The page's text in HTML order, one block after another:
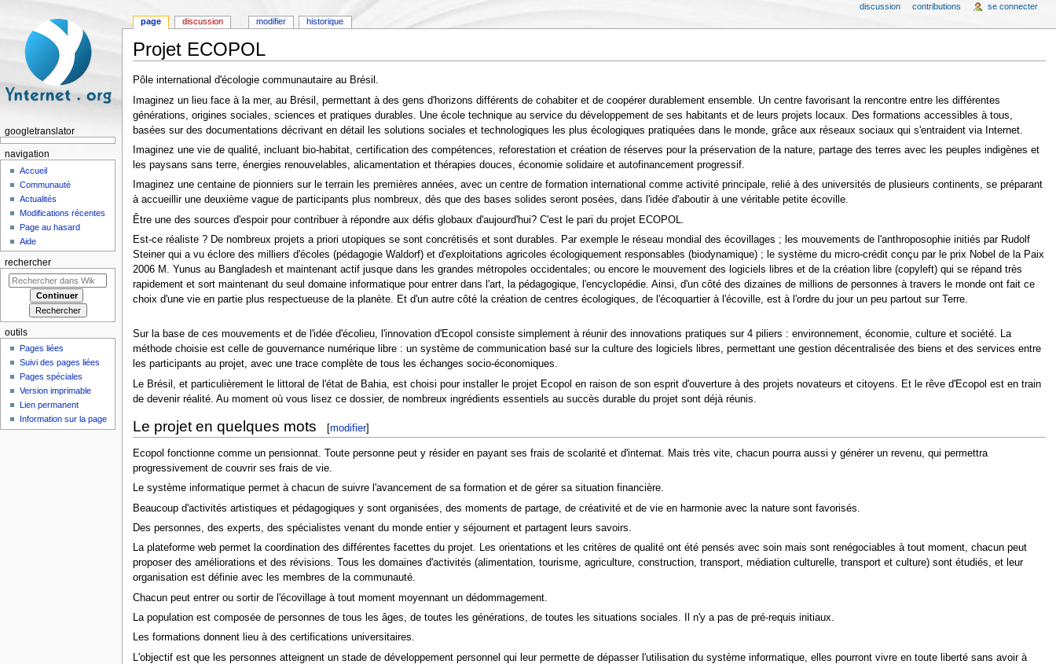
Projet ECOPOL
Pôle international d'écologie communautaire au Brésil.
Imaginez un lieu face à la mer, au Brésil, permettant à des gens d'horizons différents de cohabiter et de coopérer durablement ensemble. Un centre favorisant la rencontre entre les différentes
générations, origines sociales, sciences et pratiques durables. Une école technique au service du développement de ses habitants et de leurs projets locaux. Des formations accessibles à tous,
basées sur des documentations décrivant en détail les solutions sociales et technologiques les plus écologiques pratiquées dans le monde, grâce aux réseaux sociaux qui s'entraident via Internet.
Imaginez une vie de qualité, incluant bio-habitat, certification des compétences, reforestation et création de réserves pour la préservation de la nature, partage des terres avec les peuples indigènes et
les paysans sans terre, énergies renouvelables, alicamentation et thérapies douces, économie solidaire et autofinancement progressif.
Imaginez une centaine de pionniers sur le terrain les premières années, avec un centre de formation international comme activité principale, relié à des universités de plusieurs continents, se préparant
à accueillir une deuxième vague de participants plus nombreux, dès que des bases solides seront posées, dans l'idée d'aboutir à une véritable petite écoville.
Être une des sources d'espoir pour contribuer à répondre aux défis globaux d'aujourd'hui? C'est le pari du projet ECOPOL.
Est-ce réaliste ? De nombreux projets a priori utopiques se sont concrétisés et sont durables. Par exemple le réseau mondial des écovillages ; les mouvements de l'anthroposophie initiés par Rudolf
Steiner qui a vu éclore des milliers d'écoles (pédagogie Waldorf) et d'exploitations agricoles écologiquement responsables (biodynamique) ; le système du micro-crédit conçu par le prix Nobel de la Paix
2006 M. Yunus au Bangladesh et maintenant actif jusque dans les grandes métropoles occidentales; ou encore le mouvement des logiciels libres et de la création libre (copyleft) qui se répand très
rapidement et sort maintenant du seul domaine informatique pour entrer dans l'art, la pédagogique, l'encyclopédie. Ainsi, d'un côté des dizaines de millions de personnes à travers le monde ont fait ce
choix d'une vie en partie plus respectueuse de la planète. Et d'un autre côté la création de centres écologiques, de l'écoquartier à l'écoville, est à l'ordre du jour un peu partout sur Terre.
Sur la base de ces mouvements et de l'idée d'écolieu, l'innovation d'Ecopol consiste simplement à réunir des innovations pratiques sur 4 piliers : environnement, économie, culture et société. La
méthode choisie est celle de gouvernance numérique libre : un système de communication basé sur la culture des logiciels libres, permettant une gestion décentralisée des biens et des services entre
les participants au projet, avec une trace complète de tous les échanges socio-économiques.
Le Brésil, et particulièrement le littoral de l'état de Bahia, est choisi pour installer le projet Ecopol en raison de son esprit d'ouverture à des projets novateurs et citoyens. Et le rêve d'Ecopol est en train
de devenir réalité. Au moment où vous lisez ce dossier, de nombreux ingrédients essentiels au succès durable du projet sont déjà réunis.
Le projet en quelques mots [modifier]
Ecopol fonctionne comme un pensionnat. Toute personne peut y résider en payant ses frais de scolarité et d'internat. Mais très vite, chacun pourra aussi y générer un revenu, qui permettra
progressivement de couvrir ses frais de vie.
Le système informatique permet à chacun de suivre l'avancement de sa formation et de gérer sa situation financière.
Beaucoup d'activités artistiques et pédagogiques y sont organisées, des moments de partage, de créativité et de vie en harmonie avec la nature sont favorisés.
Des personnes, des experts, des spécialistes venant du monde entier y séjournent et partagent leurs savoirs.
La plateforme web permet la coordination des différentes facettes du projet. Les orientations et les critères de qualité ont été pensés avec soin mais sont renégociables à tout moment, chacun peut
proposer des améliorations et des révisions. Tous les domaines d'activités (alimentation, tourisme, agriculture, construction, transport, médiation culturelle, transport et culture) sont étudiés, et leur
organisation est définie avec les membres de la communauté.
Chacun peut entrer ou sortir de l'écovillage à tout moment moyennant un dédommagement.
La population est composée de personnes de tous les âges, de toutes les générations, de toutes les situations sociales. Il n'y a pas de pré-requis initiaux.
Les formations donnent lieu à des certifications universitaires.
L'objectif est que les personnes atteignent un stade de développement personnel qui leur permette de dépasser l'utilisation du système informatique, elles pourront vivre en toute liberté sans avoir à
page discussion modifier historique
discussion contributions se connecter
googletranslator
navigation
Accueil
Communauté
Actualités
Modifications récentes
Page au hasard
Aide
rechercher
outils
Pages liées
Suivi des pages liées
Pages spéciales
Version imprimable
Lien permanent
Information sur la page